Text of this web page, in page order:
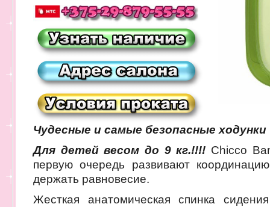
Чудесные и самые безопасные
Для детей весом до 9 кг.!!!! Chicco
первую очередь развивают
держать равновесие.
Жесткая анатомическая спинка